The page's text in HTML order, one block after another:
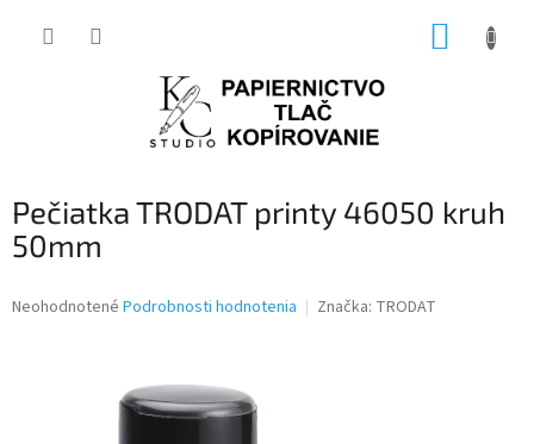
Pečiatka TRODAT printy 46050 kruh
50mm
Priemerné
Neohodnotené Podrobnosti hodnotenia Značka: TRODAT